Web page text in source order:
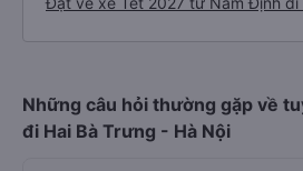
Những câu hỏi thường gặp về
đi Hai Bà Trưng - Hà Nội